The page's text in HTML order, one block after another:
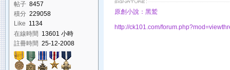
帖子 8457
積分 229058
Like 1134
在線時間 13601 小時
註冊時間 25-12-2008
原創小說：黑鷲
http://ck101.com/